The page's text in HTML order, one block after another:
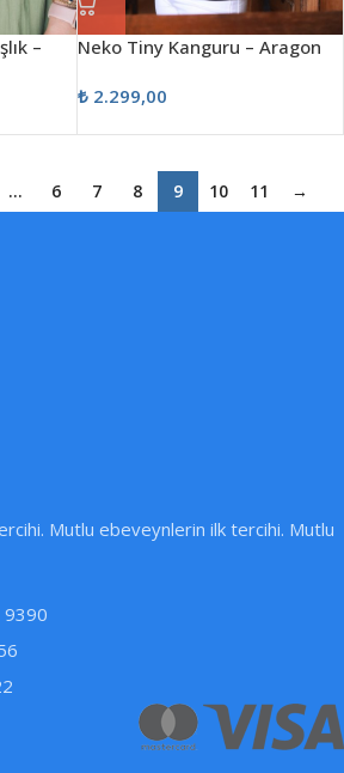
–
Neko Tiny Kanguru – Aragon
₺2.299,00
… 6 7 8 9 10 11 →
Mutlu ebeveynlerin ilk tercihi. Mutlu
9390